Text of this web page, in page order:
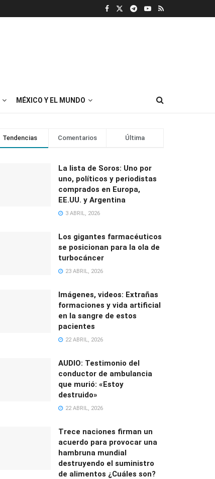
MÉXICO Y EL MUNDO
Tendencias Comentarios Última
La lista de Soros: Uno por
uno, políticos y periodistas
comprados en Europa,
EE.UU. y Argentina
3 ABRIL, 2026
Los gigantes farmacéuticos
se posicionan para la ola de
turbocáncer
23 ABRIL, 2026
Imágenes, videos: Extrañas
formaciones y vida artificial
en la sangre de estos
pacientes
22 ABRIL, 2026
AUDIO: Testimonio del
conductor de ambulancia
que murió: «Estoy
destruido»
22 ABRIL, 2026
Trece naciones firman un
acuerdo para provocar una
hambruna mundial
destruyendo el suministro
de alimentos ¿Cuáles son?